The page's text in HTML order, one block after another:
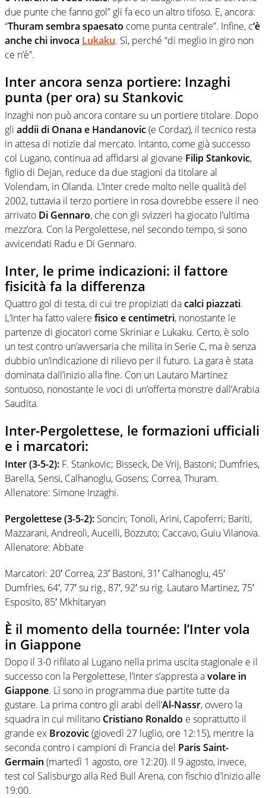
due punte che fanno gol” gli fa eco un altro tifoso. E, ancora:
“Thuram sembra spaesato come punta centrale”. Infine, c‘è
anche chi invoca Lukaku. Sì, perché “di meglio in giro non
ce n’è”.
Inter ancora senza portiere: Inzaghi
punta (per ora) su Stankovic
Inzaghi non può ancora contare su un portiere titolare. Dopo
gli addii di Onana e Handanovic(e Cordaz), il tecnico resta
in attesa di notizie dal mercato. Intanto, come già successo
col Lugano, continua ad affidarsi al giovane Filip Stankovic,
figlio di Dejan, reduce da due stagioni da titolare al
Volendam, in Olanda. L’Inter crede molto nelle qualità del
2002, tuttavia il terzo portiere in rosa dovrebbe essere il neo
arrivato Di Gennaro, che con gli svizzeri ha giocato l’ultima
mezz’ora. Con la Pergolettese, nel secondo tempo, si sono
avvicendati Radu e Di Gennaro.
Inter, le prime indicazioni: il fattore
fisicità fa la differenza
Quattro gol di testa, di cui tre propiziati dacalci piazzati.
L’Inter ha fatto valere fisico e centimetri, nonostante le
partenze di giocatori come Skriniar e Lukaku. Certo, è solo
un test contro un’avversaria che milita in Serie C, ma è senza
dubbio un’indicazione di rilievo per il futuro. La gara è stata
dominata dall’inizio alla fine. Con un Lautaro Martinez
sontuoso, nonostante le voci di un’offerta monstre dall’Arabia
Saudita.
Inter-Pergolettese, le formazioni ufficiali
e i marcatori:
Inter (3-5-2): F. Stankovic; Bisseck, De Vrij, Bastoni; Dumfries,
Barella, Sensi, Calhanoglu, Gosens; Correa, Thuram.
Allenatore: Simone Inzaghi.
Pergolettese (3-5-2): Soncin; Tonoli, Arini, Capoferri; Bariti,
Mazzarani, Andreoli, Aucelli, Bozzuto; Caccavo, Guiu Vilanova.
Allenatore: Abbate
Marcatori: 20′ Correa, 23′ Bastoni, 31′ Calhanoglu, 45′
Dumfries, 64′, 77′ su rig., 87′, 92′ su rig. Lautaro Martinez, 75′
Esposito, 85′ Mkhitaryan
È il momento della tournée: l’Inter vola
in Giappone
Dopo il 3-0 rifilato al Lugano nella prima uscita stagionale e il
successo con la Pergolettese, l’Inter s’appresta avolare in
Giappone. Lì sono in programma due partite tutte da
gustare. La prima contro gli arabi dell’Al-Nassr, ovvero la
squadra in cui militano Cristiano Ronaldo e soprattutto il
grande ex Brozovic(giovedì 27 luglio, ore 12:15), mentre la
seconda contro i campioni di Francia del Paris Saint-
Germain (martedì 1 agosto, ore 12:20). Il 9 agosto, invece,
test col Salisburgo alla Red Bull Arena, con fischio d’inizio alle
19:00.